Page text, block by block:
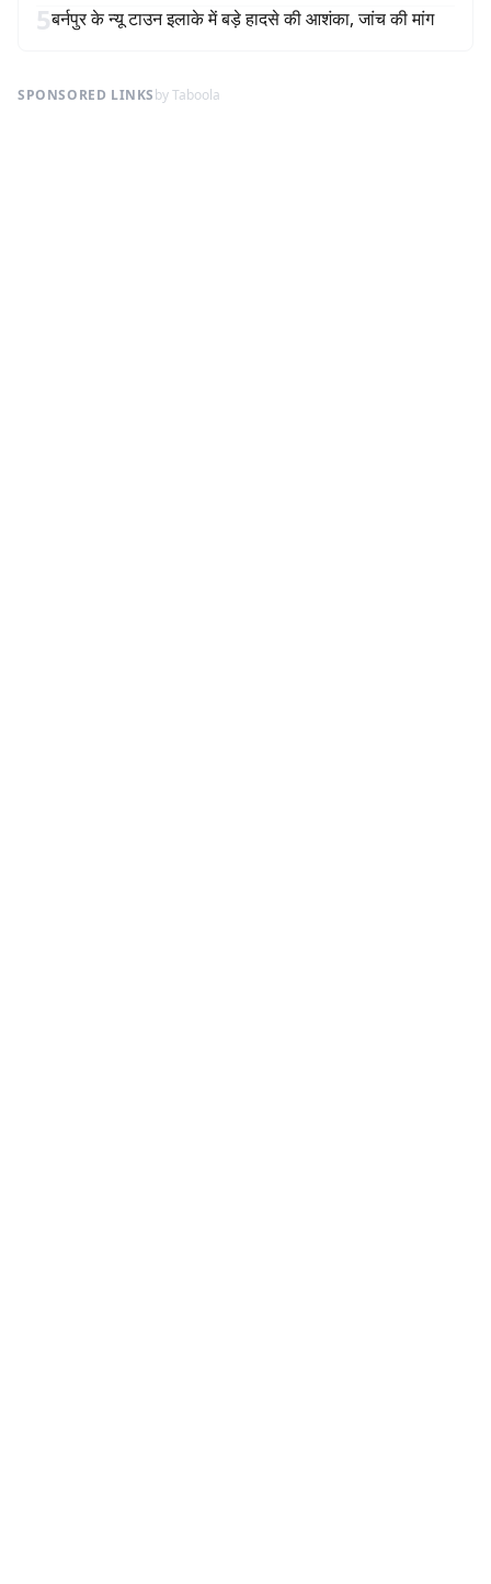
5बर्नपुर के न्यू टाउन इलाके में बड़े हादसे की आशंका, जांच की मांग
SPONSORED LINKSby Taboola